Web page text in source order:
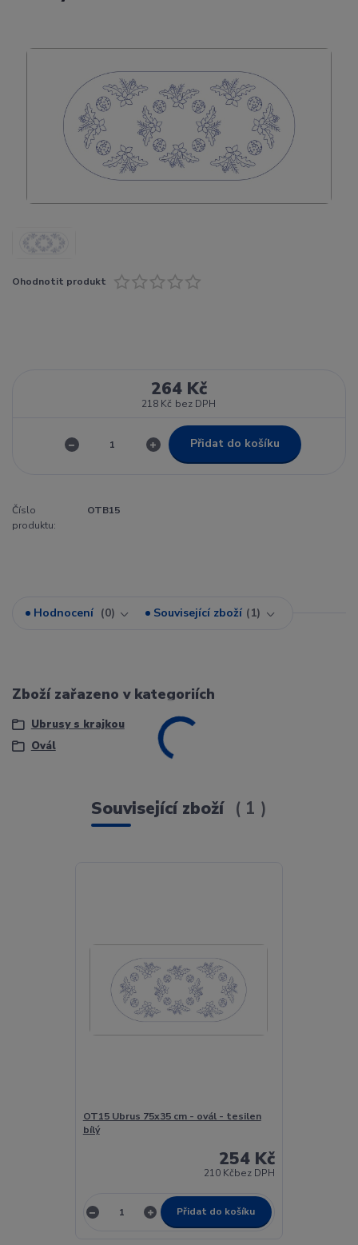
Ohodnotit produkt
264 Kč
218 Kč bez DPH
Přidat do košíku
Číslo
produktu:
OTB15
Hodnocení 0 Související zboží 1
Zboží zařazeno v kategoriích
Ubrusy s krajkou
Ovál
Související zboží 1
OT15 Ubrus 75x35 cm - ovál - tesilen
bílý
254 Kč
210 Kčbez DPH
Přidat do košíku